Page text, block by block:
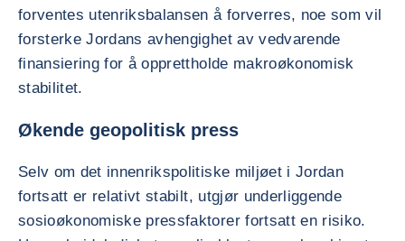
forventes utenriksbalansen å forverres, noe som vil
forsterke Jordans avhengighet av vedvarende
finansiering for å opprettholde makroøkonomisk
stabilitet.
Økende geopolitisk press
Selv om det innenrikspolitiske miljøet i Jordan
fortsatt er relativt stabilt, utgjør underliggende
sosioøkonomiske pressfaktorer fortsatt en risiko.